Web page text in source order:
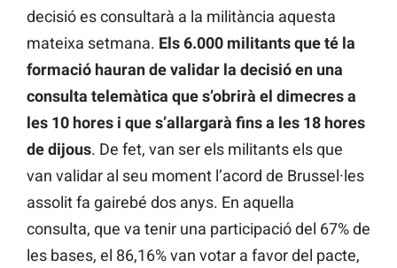
decisió es consultarà a la militància aquesta
mateixa setmana. Els 6.000 militants que té la
formació hauran de validar la decisió en una
consulta telemàtica que s’obrirà el dimecres a
les 10 hores i que s’allargarà fins a les 18 hores
de dijous. De fet, van ser els militants els que
van validar al seu moment l’acord de Brussel·les
assolit fa gairebé dos anys. En aquella
consulta, que va tenir una participació del 67% de
les bases, el 86,16% van votar a favor del pacte,